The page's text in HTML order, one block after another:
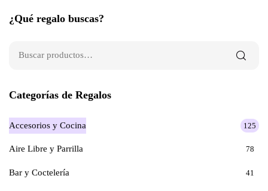
¿Qué regalo buscas?
Categorías de Regalos
Accesorios y Cocina 125
Aire Libre y Parrilla 78
Bar y Coctelería 41